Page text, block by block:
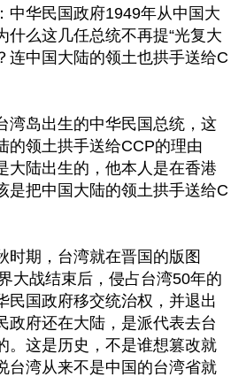
中华民国政府1949年从中国大
什么这几任总统不再提“光复大
连中国大陆的领土也拱手送给C
湾岛出生的中华民国总统，这
的领土拱手送给CCP的理由
大陆出生的，他本人是在香港
是把中国大陆的领土拱手送给C
时期，台湾就在晋国的版图
大战结束后，侵占台湾50年的
民国政府移交统治权，并退出
政府还在大陆，是派代表去台
。这是历史，不是谁想篡改就
台湾从来不是中国的台湾省就